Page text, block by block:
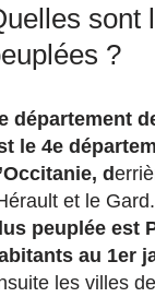
sont
?
département
le 4e
d
et le Gard.
peuplée est
au 1er
les villes